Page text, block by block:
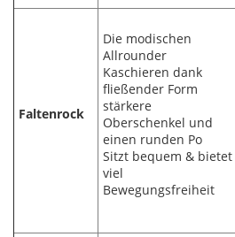
Faltenrock
Die modischen
Allrounder
Kaschieren dank
fließender Form
stärkere
Oberschenkel und
einen runden Po
Sitzt bequem & bietet
viel
Bewegungsfreiheit